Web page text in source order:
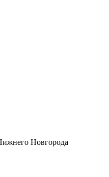
Новгорода